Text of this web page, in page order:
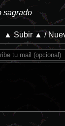
sagrado
▲ Subir ▲ /